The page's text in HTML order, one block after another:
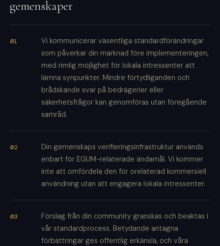
gemenskaper
Vi kommunicerar väsentliga standardförändringar
som påverkar din marknad före implementeringen,
med rimlig möjlighet för lokala intressenter att
lämna synpunkter. Mindre förtydliganden och
brådskande svar på bedrägerier eller
säkerhetsfrågor kan genomföras utan föregående
samråd.
Din gemenskaps verifieringsinfrastruktur används
enbart för EGUM-relaterade ändamål. Vi kommer
inte att omfördela den för orelaterad kommersiell
användning utan att engagera lokala intressenter.
Förslag från din community granskas och beaktas i
vår standardprocess. Betydande antagna
förbättringar ges offentlig erkänsla, och våra